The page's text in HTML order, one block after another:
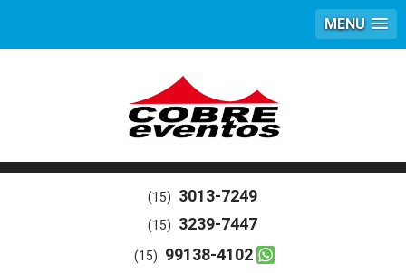
MENU
(15) 3013-7249
(15) 3239-7447
(15) 99138-4102